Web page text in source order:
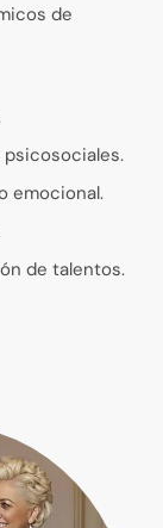
de
psicosociales.
emocional.
de talentos.